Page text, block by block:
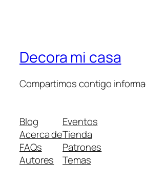
Decora mi casa
Compartimos contigo
Blog
Acerca de
FAQs
Autores
Eventos
Tienda
Patrones
Temas